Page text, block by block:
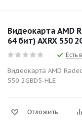
Видеокарта AMD
64 бит) AXRX 550
Есть
Видеокарта AMD
550 2GBD5-HLE
Отложить